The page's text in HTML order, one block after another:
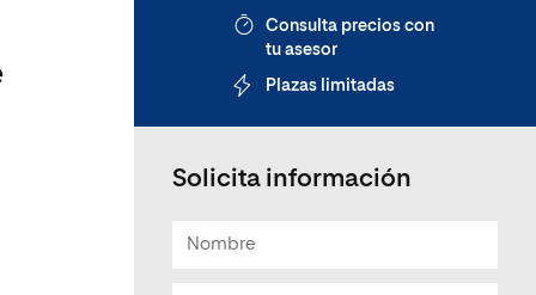
Consulta precios con
tu asesor
Plazas limitadas
Solicita información